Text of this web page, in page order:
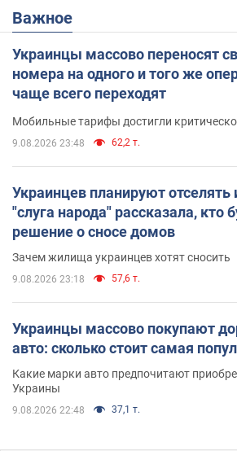
Важное
Украинцы массово переносят
номера на одного и того же
чаще всего переходят
Мобильные тарифы достигли
9.08.2026 23:48 62,2 т.
Украинцев планируют отселять
"слуга народа" рассказала, кто
решение о сносе домов
Зачем жилища украинцев хотят сносить
9.08.2026 23:18 57,6 т.
Украинцы массово покупают
авто: сколько стоит самая
Какие марки авто предпочитают
Украины
9.08.2026 22:48 37,1 т.